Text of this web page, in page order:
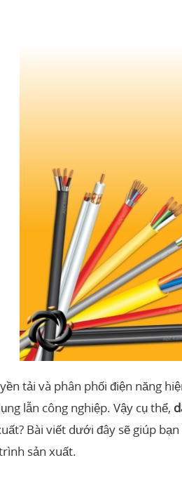
tải và phân phối điện năng
lẫn công nghiệp. Vậy cụ thể,
Bài viết dưới đây sẽ giúp
sản xuất.